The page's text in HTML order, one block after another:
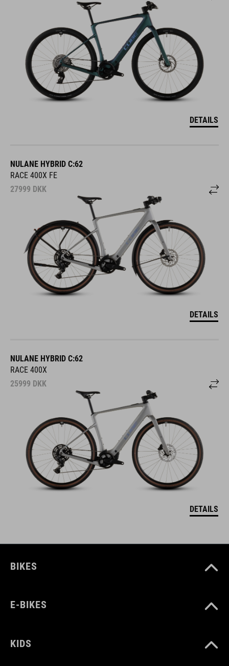
DETAILS
NULANE HYBRID C:62
RACE 400X FE
27999 DKK
DETAILS
NULANE HYBRID C:62
RACE 400X
25999 DKK
DETAILS
BIKES
E-BIKES
KIDS